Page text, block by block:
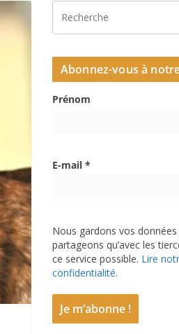
Abonnez-vous à
Prénom
E-mail *
Nous gardons vos
partageons qu’avec les
ce service possible. Lire
confidentialité.